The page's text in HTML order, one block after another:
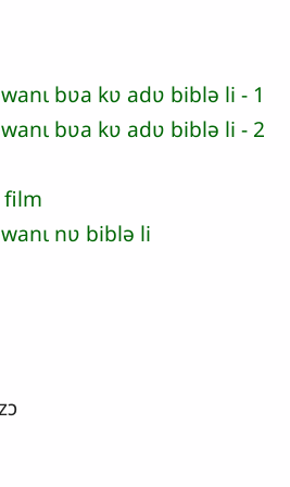
bʋa kʋ adʋ biblǝ li - 1
bʋa kʋ adʋ biblǝ li - 2
film
nʋ biblǝ li